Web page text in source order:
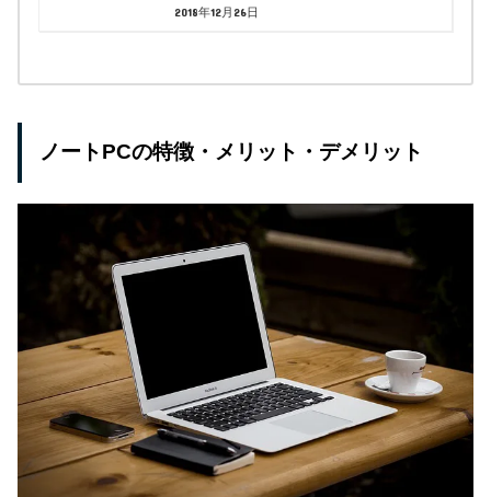
2018年12月26日
ノートPCの特徴・メリット・デメリット